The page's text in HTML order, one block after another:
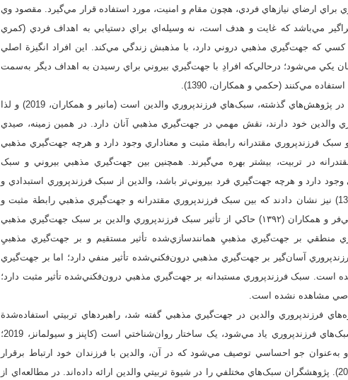
ارضاي نيازهاي فردي، هچون مقام و امنيت، مورد استفاده قرار مي‌گيرد. مقصود وي
مي‌باشد که غايت و هدف است، نه وسيله‌اي براي دستيابي به اهداف فردي (کمري
از ديدگاه آلپورت، کسي که جهت‌گيري مذهبي دروني دارد، با مذهبش زندگي مي‌کند. اين افراد انگيزة اصلي
يکي مي‌شود؛ درحالي‌که افرادِ با جهت‌گيري بيروني براي رسيدن به اهداف ديگر به‌سمت
مي‌کنند (حکمي و همکاران، 1390).
ازجمله متغيرهاي پيشايندي جهت‌گيري‌هاي مذهبي در پژوهش‌هاي گذشته، سبک‌هاي فرزندپروري والدين است (مانير و همکاران، 2019) و لذا
والدين خود دارند، نقش مهمي در جهت‌گيري مذهبي آنان دارد. در همين زمينه، صيدي
و سبک فرزندپروري مقتدرانه رابطة مثبت و معناداري وجود دارد و هرچه جهت‌گيري مذهبي
در تربيت، بيشتر بهره مي‌گيرند. همچنين بين جهت‌گيري مذهبي بيروني و سبک
وجود دارد و هرچه جهت‌گيري فرد بيروني‌تر باشد، والدين از سبک فرزندپروري استبدادي و
آسان‌گير استفاده مي‌کنند. وفاپور و همکاران (1398) نيز نشان دادند که بين سبک فرزندپروري مقتدرانه و جهت‌گيري مذهبي رابطة مثبت و
معنادار وجود دارد. علاوه‌براين، نتايج مطالعة خليلي‌فر و همکاران (۱۳۹۲) حاکي از تأثير سبک فرزندپروري والدين بر سبک جهت‌گيري مذهبي
منطقي بر جهت‌گيري مذهبيِ همانندسازي‌شده تأثير مستقيم و بر جهت‌گيري مذهبيِ
آسان‌گير بر جهت‌گيري مذهبي درون‌فکني‌شده تأثير منفي دارد؛ اما بر جهت‌گيري
است. سبک فرزندپروري مستبدانه بر جهت‌گيري مذهبي درون‌فکني‌شده تأثير مثبت دارد؛
خاصي مشاهده نشده است.
فرزندپروري والدين در جهت‌گيري مذهبي گفته شد، راهبردهاي تربيتي استفاده‌شدة
والدين در خصوص فرزندانشان که از آن تحت سبک‌هاي فرزندپروري ياد مي‌شود، يک ساختار روان‌شناختي است (کاپنز و سيولمانز، 2019؛
و همکاران، 2019؛ چکا و گاتيئرز، 2018) و به‌عنوان جو احساسي توصيف مي‌شود که در آن، والدين با فرزندان خود ارتباط برقرار
می‌کنند يا با آنها تعامل دارند (بيبي و همکاران، 2021). پژوهشگران سبک‌هاي مختلفي را در شيوة تربيتي والدين ارائه داده‌اند. در مطالعه‌اي از